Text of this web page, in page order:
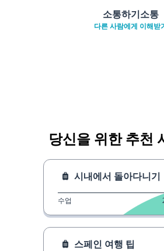
소통하기소통
다른 사람에게 이해받
당신을 위한 추천
시내에서 돌아다니기
수업
스페인 여행 팁